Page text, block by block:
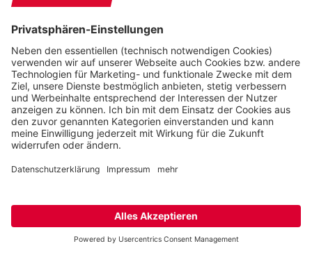
BILDER AUSBLENDEN ALLES HERVORHEBEN